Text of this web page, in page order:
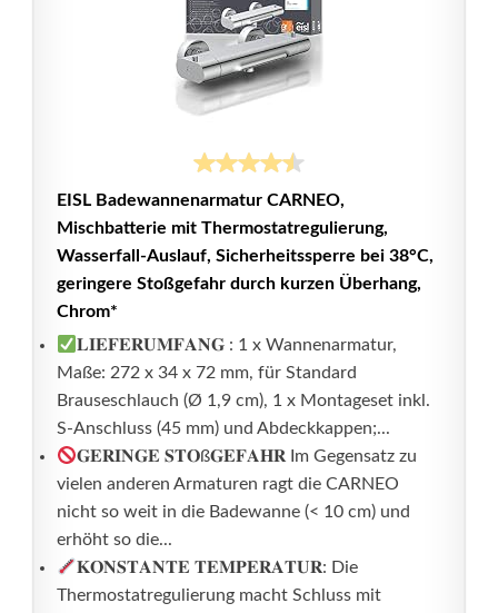
EISL Badewannenarmatur CARNEO,
Mischbatterie mit Thermostatregulierung,
Wasserfall-Auslauf, Sicherheitssperre bei 38°C,
geringere Stoßgefahr durch kurzen Überhang,
Chrom*
𝐋𝐈𝐄𝐅𝐄𝐑𝐔𝐌𝐅𝐀𝐍𝐆 : 1 x Wannenarmatur,
Maße: 272 x 34 x 72 mm, für Standard
Brauseschlauch (Ø 1,9 cm), 1 x Montageset inkl.
S-Anschluss (45 mm) und Abdeckkappen;...
𝐆𝐄𝐑𝐈𝐍𝐆𝐄 𝐒𝐓𝐎ß𝐆𝐄𝐅𝐀𝐇𝐑 Im Gegensatz zu
vielen anderen Armaturen ragt die CARNEO
nicht so weit in die Badewanne (< 10 cm) und
erhöht so die...
𝐊𝐎𝐍𝐒𝐓𝐀𝐍𝐓𝐄 𝐓𝐄𝐌𝐏𝐄𝐑𝐀𝐓𝐔𝐑: Die
Thermostatregulierung macht Schluss mit